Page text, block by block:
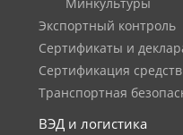
Минкультуры
Экспортный контроль
Сертификаты и
Сертификация
Транспортная
ВЭД и логистика